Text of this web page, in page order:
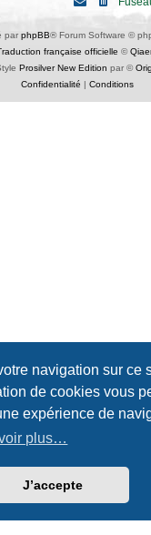
navigation sur ce
de cookies vous
expérience de
plus…
J’accepte
par phpBB® Forum Software ©
française officielle ©
Prosilver New Edition par ©
Confidentialité | Conditions